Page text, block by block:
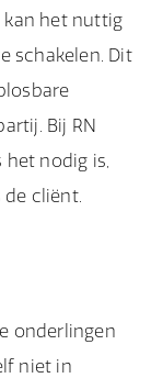
kan het nuttig
schakelen. Dit
Bij RN
het nodig is,
cliënt.
onderlingen
niet in